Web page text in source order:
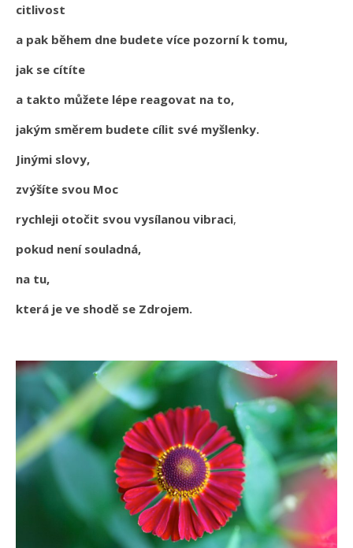
citlivost
a pak během dne budete více pozorní k tomu,
jak se cítíte
a takto můžete lépe reagovat na to,
jakým směrem budete cílit své myšlenky.
Jinými slovy,
zvýšíte svou Moc
rychleji otočit svou vysílanou vibraci,
pokud není souladná,
na tu,
která je ve shodě se Zdrojem.